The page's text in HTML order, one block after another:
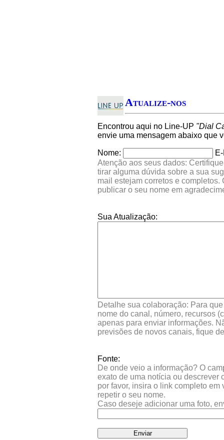
Atualize-nos
Encontrou aqui no Line-UP "Dial
envie uma mensagem abaixo que
Nome:
Atenção aos seus dados:
tirar alguma dúvida sobre a sua
mail estejam corretos e
publicar o seu nome em
Sua Atualização:
Detalhe sua colaboração: Para
nome do canal, número, recursos
apenas para enviar informações.
previsões de novos canais, fique
Fonte:
De onde veio a informação? O
exato de uma notícia ou descrever
por favor, insira o link completo
repetir o seu nome.
Caso deseje adicionar uma foto,